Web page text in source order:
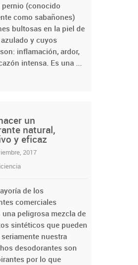
pernio (conocido
como sabañones)
bultosas en la piel de
y cuyos
inflamación, ardor,
intensa. Es una ...
un
natural,
y eficaz
2017
de los
comerciales
peligrosa mezcla de
sintéticos que pueden
nuestra
desodorantes son
por lo que